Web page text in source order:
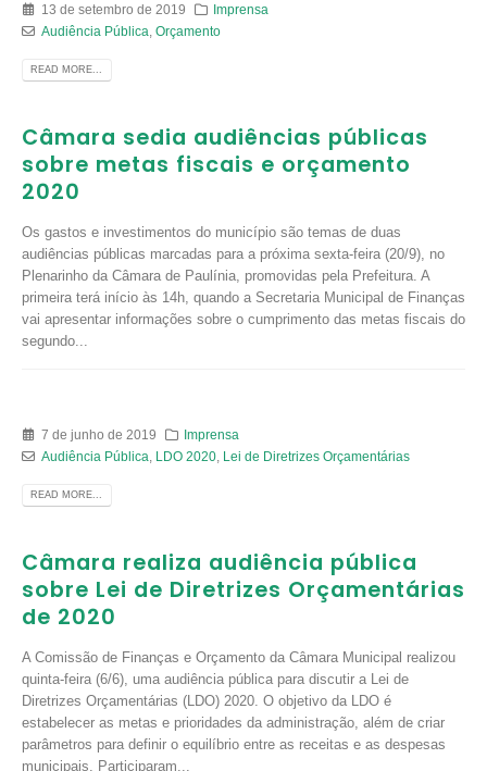
13 de setembro de 2019
Imprensa
Audiência Pública Orçamento
READ MORE...
Câmara sedia audiências públicas
sobre metas fiscais e orçamento
2020
Os gastos e investimentos do município são temas de duas
audiências públicas marcadas para a próxima sexta-feira (20/9), no
Plenarinho da Câmara de Paulínia, promovidas pela Prefeitura. A
primeira terá início às 14h, quando a Secretaria Municipal de Finanças
vai apresentar informações sobre o cumprimento das metas fiscais do
segundo...
7 de junho de 2019
Imprensa
Audiência Pública
LDO 2020, Lei de Diretrizes Orçamentárias
READ MORE...
Câmara realiza audiência pública
sobre Lei de Diretrizes Orçamentárias
de 2020
A Comissão de Finanças e Orçamento da Câmara Municipal realizou
quinta-feira (6/6), uma audiência pública para discutir a Lei de
Diretrizes Orçamentárias (LDO) 2020. O objetivo da LDO é
estabelecer as metas e prioridades da administração, além de criar
parâmetros para definir o equilíbrio entre as receitas e as despesas
municipais. Participaram...